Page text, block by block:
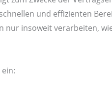
und effizienten
nur insoweit verarbeiten,